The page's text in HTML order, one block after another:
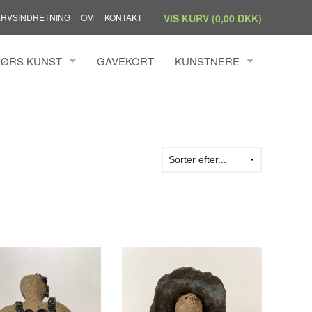
OM KONTAKT VIS KURV (0,00 DKK)
KUNST GAVEKORT KUNSTNERE
ANNETTE KAMPMANN
ELLY PEDERSEN
EVA PEDERSEN